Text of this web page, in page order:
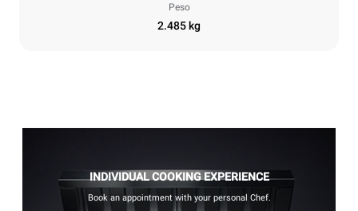
Peso
2.485 kg
INDIVIDUAL COOKING EXPERIENCE
Book an appointment with your personal Chef.